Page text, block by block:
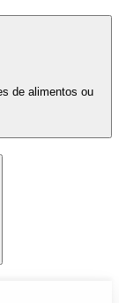
de alimentos ou